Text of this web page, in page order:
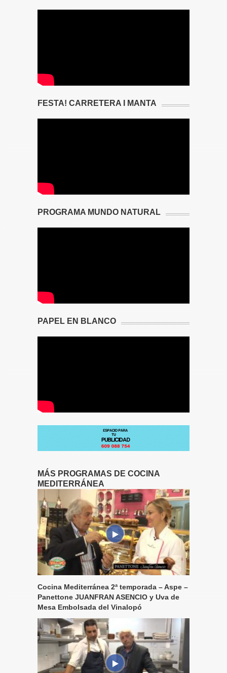
FESTA! CARRETERA I MANTA
PROGRAMA MUNDO NATURAL
PAPEL EN BLANCO
MÁS PROGRAMAS DE COCINA
MEDITERRÁNEA
Cocina Mediterránea 2ª temporada – Aspe –
Panettone JUANFRAN ASENCIO y Uva de
Mesa Embolsada del Vinalopó